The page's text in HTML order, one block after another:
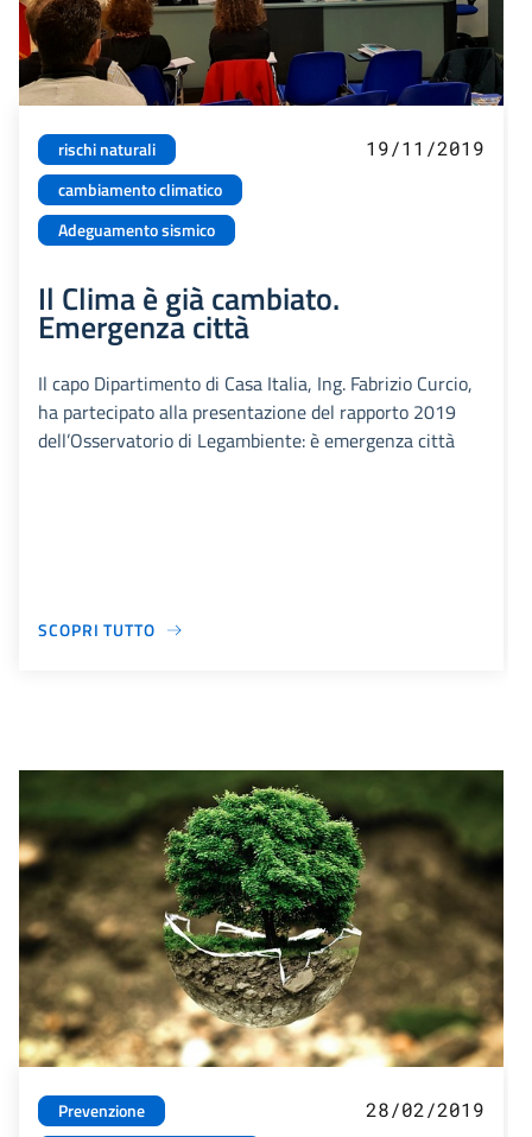
rischi naturali
cambiamento climatico
Adeguamento sismico
19/11/2019
Il Clima è già cambiato.
Emergenza città
Il capo Dipartimento di Casa Italia, Ing. Fabrizio Curcio,
ha partecipato alla presentazione del rapporto 2019
dell’Osservatorio di Legambiente: è emergenza città
SCOPRI TUTTO
Prevenzione
28/02/2019